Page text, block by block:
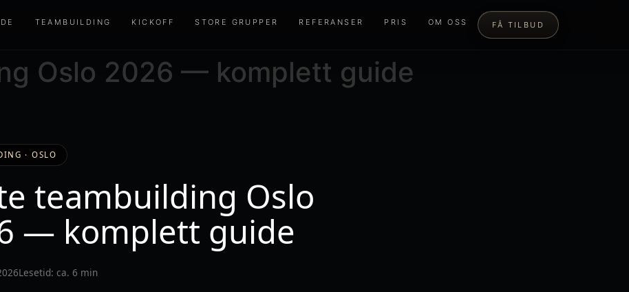
TEAMBUILDING KICKOFF STORE GRUPPER REFERANSER PRIS OM OSS FÅ TILBUD
Oslo 2026 — komplett guide
· OSLO
teambuilding Oslo
— komplett guide
Lesetid: ca. 6 min